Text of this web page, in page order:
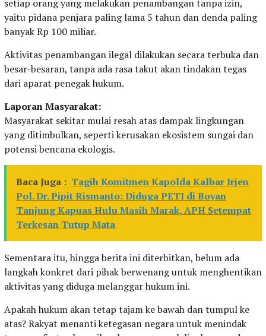
setiap orang yang melakukan penambangan tanpa izin,
yaitu pidana penjara paling lama 5 tahun dan denda paling
banyak Rp 100 miliar.
Aktivitas penambangan ilegal dilakukan secara terbuka dan
besar-besaran, tanpa ada rasa takut akan tindakan tegas
dari aparat penegak hukum.
Laporan Masyarakat:
Masyarakat sekitar mulai resah atas dampak lingkungan
yang ditimbulkan, seperti kerusakan ekosistem sungai dan
potensi bencana ekologis.
Baca Juga : Tagih Komitmen Kapolda Kalbar Irjen
Pol. Dr. Pipit Rismanto: Diduga PETI di Boyan
Tanjung Kapuas Hulu Masih Marak, APH Setempat
Terkesan Tutup Mata
Sementara itu, hingga berita ini diterbitkan, belum ada
langkah konkret dari pihak berwenang untuk menghentikan
aktivitas yang diduga melanggar hukum ini.
Apakah hukum akan tetap tajam ke bawah dan tumpul ke
atas? Rakyat menanti ketegasan negara untuk menindak